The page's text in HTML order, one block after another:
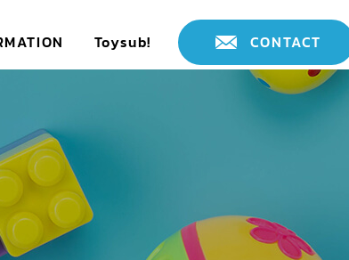
Toysub! CONTACT